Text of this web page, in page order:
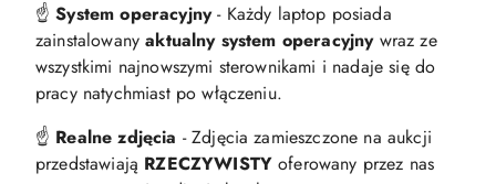
☝️ System operacyjny- Każdy laptop posiada
zainstalowanyaktualny system operacyjnywraz ze
wszystkimi najnowszymi sterownikami i nadaje się do
pracy natychmiast po włączeniu.
☝️ Realne zdjęcia - Zdjęcia zamieszczone na aukcji
przedstawiają RZECZYWISTY oferowany przez nas